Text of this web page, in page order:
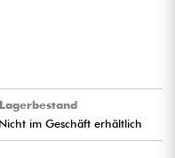
Lagerbestand
Nicht im Geschäft erhältlich